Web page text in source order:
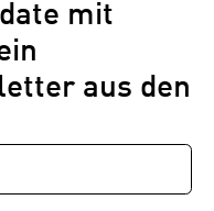
mit
aus den